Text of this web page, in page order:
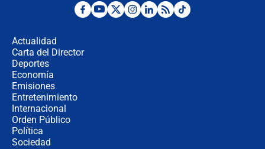
Estratega de Abelardo de la Espriella
Actualidad
Carta del Director
Deportes
Economía
Emisiones
Entretenimiento
Internacional
Orden Público
Política
Sociedad